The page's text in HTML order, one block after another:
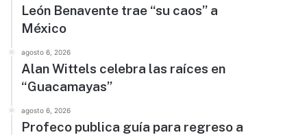
León Benavente trae “su caos” a
México
agosto 6, 2026
Alan Wittels celebra las raíces en
“Guacamayas”
agosto 6, 2026
Profeco publica guía para regreso a